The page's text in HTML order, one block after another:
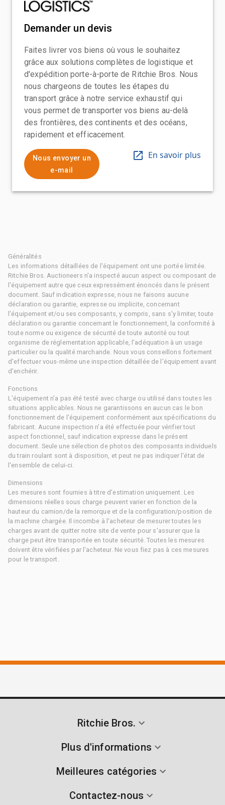
Demander un devis
Faites livrer vos biens où vous le souhaitez
grâce aux solutions complètes de logistique et
d'expédition porte-à-porte de Ritchie Bros. Nous
nous chargeons de toutes les étapes du
transport grâce à notre service exhaustif qui
vous permet de transporter vos biens au-delà
des frontières, des continents et des océans,
rapidement et efficacement.
Nous envoyer un
e-mail
En savoir plus
Généralités
Les informations détaillées de l'équipement ont une portée limitée.
Ritchie Bros. Auctioneers n'a inspecté aucun aspect ou composant de
l'équipement autre que ceux expressément énoncés dans le présent
document. Sauf indication expresse, nous ne faisons aucune
déclaration ou garantie, expresse ou implicite, concernant
l'équipement et/ou ses composants, y compris, sans s'y limiter, toute
déclaration ou garantie concernant le fonctionnement, la conformité à
toute norme ou exigence de sécurité de toute autorité ou tout
organisme de réglementation applicable, l'adéquation à un usage
particulier ou la qualité marchande. Nous vous conseillons fortement
d'effectuer vous-même une inspection détaillée de l'équipement avant
d'enchérir.
Fonctions
L'équipement n'a pas été testé avec charge ou utilisé dans toutes les
situations applicables. Nous ne garantissons en aucun cas le bon
fonctionnement de l'équipement conformément aux spécifications du
fabricant. Aucune inspection n'a été effectuée pour vérifier tout
aspect fonctionnel, sauf indication expresse dans le présent
document. Seule une sélection de photos des composants individuels
du train roulant sont à disposition, et peut ne pas indiquer l'état de
l'ensemble de celui-ci.
Dimensions
Les mesures sont fournies à titre d'estimation uniquement. Les
dimensions réelles sous charge peuvent varier en fonction de la
hauteur du camion/de la remorque et de la configuration/position de
la machine chargée. Il incombe à l'acheteur de mesurer toutes les
charges avant de quitter notre site de vente pour s'assurer que la
charge peut être transportée en toute sécurité. Toutes les mesures
doivent être vérifiées par l'acheteur. Ne vous fiez pas à ces mesures
pour le transport.
Ritchie Bros.
Plus d'informations
Meilleures catégories
Contactez-nous